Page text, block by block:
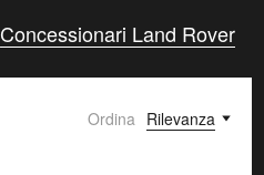
Concessionari Land Rover
Ordina Rilevanza